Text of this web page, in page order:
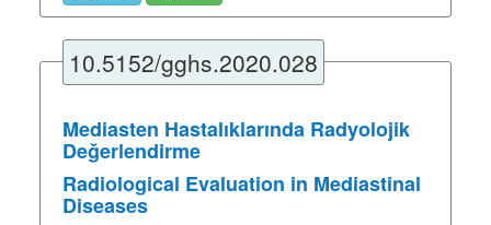
10.5152/gghs.2020.028
Mediasten Hastalıklarında Radyolojik
Değerlendirme
Radiological Evaluation in Mediastinal
Diseases